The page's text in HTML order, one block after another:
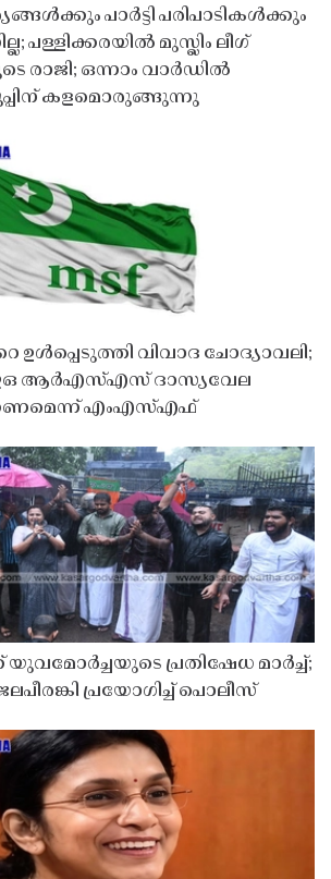
പാർട്ടി പരിപാടികൾക്കും
പള്ളിക്കരയിൽ മുസ്ലിം ലീഗ്
രാജി; ഒന്നാം വാർഡിൽ
കളമൊരുങ്ങുന്നു
ഉൾപ്പെടുത്തി വിവാദ ചോദ്യാവലി;
ആർഎസ്എസ് ദാസ്യവേല
എംഎസ്എഫ്
യുവമോർച്ചയുടെ പ്രതിഷേധ മാർച്ച്;
പ്രയോഗിച്ച് പൊലീസ്